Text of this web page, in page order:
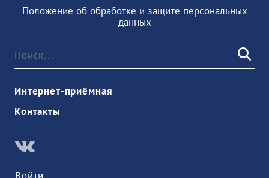
Положение об обработке и защите персональных
данных
Интернет-приёмная
Контакты